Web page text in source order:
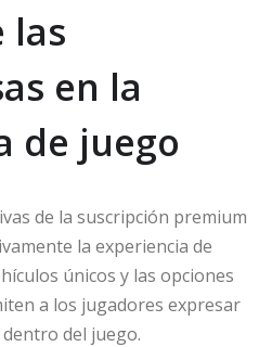
las
en la
de juego
de la suscripción premium
la experiencia de
únicos y las opciones
a los jugadores expresar
del juego.